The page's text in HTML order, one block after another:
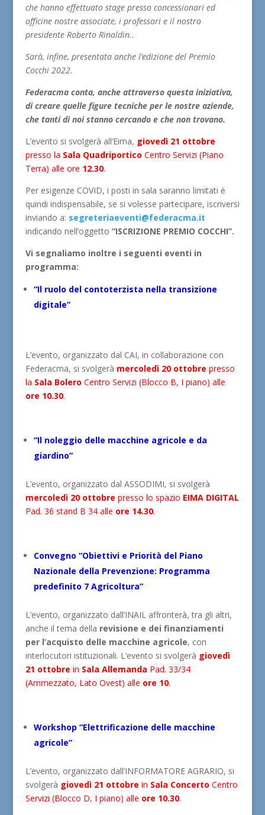
che hanno effettuato stage presso concessionari ed
officine nostre associate, i professori e il nostro
presidente Roberto Rinaldin..
Sarà, infine, presentata anche l’edizione del Premio
Cocchi 2022.
Federacma conta, anche attraverso questa iniziativa,
di creare quelle figure tecniche per le nostre aziende,
che tanti di noi stanno cercando e che non trovano.
L’evento si svolgerà all’Eima, giovedì 21 ottobre
presso la Sala Quadriportico Centro Servizi (Piano
Terra) alle ore 12.30.
Per esigenze COVID, i posti in sala saranno limitati è
quindi indispensabile, se si volesse partecipare, iscriversi
inviando a: segreteriaeventi@federacma.it
indicando nell’oggetto “ISCRIZIONE PREMIO COCCHI”.
Vi segnaliamo inoltre i seguenti eventi in
programma:
“Il ruolo del contoterzista nella transizione
digitale”
L’evento, organizzato dal CAI, in collaborazione con
Federacma, si svolgerà mercoledì 20 ottobre presso
la Sala Bolero Centro Servizi (Blocco B, I piano) alle
ore 10.30.
“Il noleggio delle macchine agricole e da
giardino”
L’evento, organizzato dal ASSODIMI, si svolgerà
mercoledì 20 ottobre presso lo spazio EIMA DIGITAL
Pad. 36 stand B 34 alle ore 14.30.
Convegno “Obiettivi e Priorità del Piano
Nazionale della Prevenzione: Programma
predefinito 7 Agricoltura”
L’evento, organizzato dall’INAIL affronterà, tra gli altri,
anche il tema della revisione e dei finanziamenti
per l’acquisto delle macchine agricole, con
interlocutori istituzionali. L’evento si svolgerà giovedì
21 ottobre in Sala Allemanda Pad. 33/34
(Ammezzato, Lato Ovest) alle ore 10.
Workshop “Elettrificazione delle macchine
agricole”
L’evento, organizzato dall’INFORMATORE AGRARIO, si
svolgerà giovedì 21 ottobre in Sala Concerto Centro
Servizi (Blocco D, I piano) alle ore 10.30.